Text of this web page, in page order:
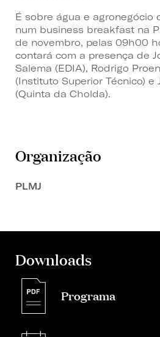
É sobre água e agronegócio
num business breakfast na
de novembro, pelas 09h00
contará com a presença de
Salema (EDIA), Rodrigo
(Instituto Superior Técnico) e
(Quinta da Cholda).
Organização
PLMJ
Downloads
Programa